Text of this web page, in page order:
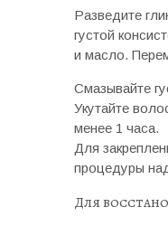
Разведите
густой
и масло.
Смазывайте
Укутайте
менее 1 часа.
Для
процедуры
Для